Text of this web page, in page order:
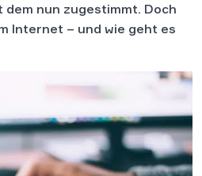
dem nun zugestimmt. Doch
Internet – und wie geht es